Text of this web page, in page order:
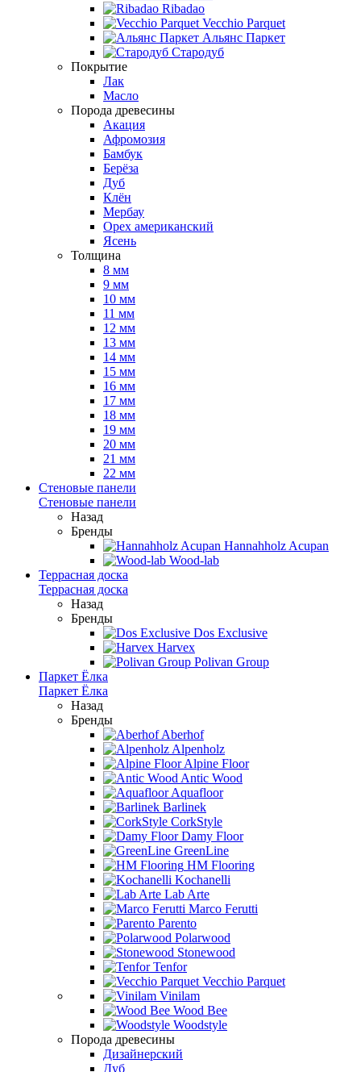
Ribadao
Vecchio Parquet
Альянс Паркет
Стародуб
Покрытие
Лак
Масло
Порода древесины
Акация
Афромозия
Бамбук
Берёза
Дуб
Клён
Мербау
Орех американский
Ясень
Толщина
8 мм
9 мм
10 мм
11 мм
12 мм
13 мм
14 мм
15 мм
16 мм
17 мм
18 мм
19 мм
20 мм
21 мм
22 мм
Стеновые панели
Стеновые панели
Назад
Бренды
Hannahholz Acupan
Wood-lab
Террасная доска
Террасная доска
Назад
Бренды
Dos Exclusive
Harvex
Polivan Group
Паркет Ёлка
Паркет Ёлка
Назад
Бренды
Aberhof
Alpenholz
Alpine Floor
Antic Wood
Aquafloor
Barlinek
CorkStyle
Damy Floor
GreenLine
HM Flooring
Kochanelli
Lab Arte
Marco Ferutti
Parento
Polarwood
Stonewood
Tenfor
Vecchio Parquet
Vinilam
Wood Bee
Woodstyle
Порода древесины
Дизайнерский
Дуб